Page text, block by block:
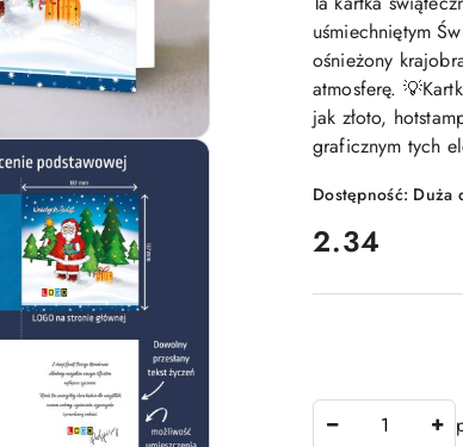
uśmiechniętym
ośnieżony
atmosferę.
jak złoto,
graficznym tych
Dostępność: Duża
cena:
2.34